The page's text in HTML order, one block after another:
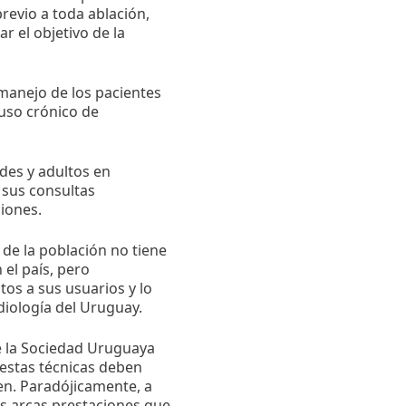
a toda ablación,
el objetivo de la
de los pacientes
crónico de
y adultos en
consultas
la población no tiene
el país, pero
a sus usuarios y lo
del Uruguay.
Sociedad Uruguaya
técnicas deben
Paradójicamente, a